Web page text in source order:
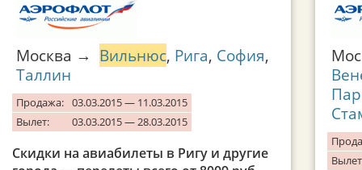
Москва → Вильнюс, Рига, София,
Таллин
Продажа: 03.03.2015 — 11.03.2015
Вылет:
03.03.2015 — 28.03.2015
Скидки на авиабилеты в Ригу и другие